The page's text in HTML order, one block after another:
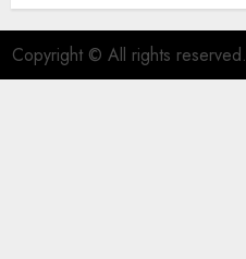
Copyright © All rights reserved.